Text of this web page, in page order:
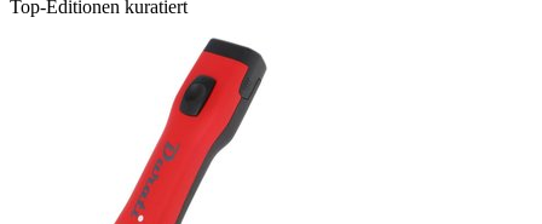
Top-Editionen kuratiert